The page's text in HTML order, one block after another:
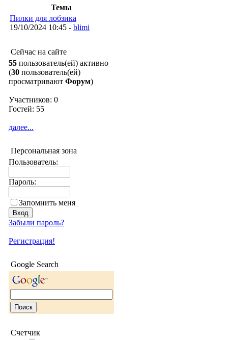
Темы
Пилки для лобзика
19/10/2024 10:45 - blimi
Сейчас на сайте
55 пользователь(ей) активно
(30 пользователь(ей)
просматривают Форум)
Участников: 0
Гостей: 55
далее...
Персональная зона
Пользователь:
Пароль:
Запомнить меня
Забыли пароль?
Регистрация!
Google Search
Счетчик